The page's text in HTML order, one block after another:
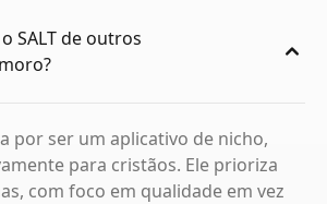
SALT de outros
por ser um aplicativo de nicho,
para cristãos. Ele prioriza
com foco em qualidade em vez